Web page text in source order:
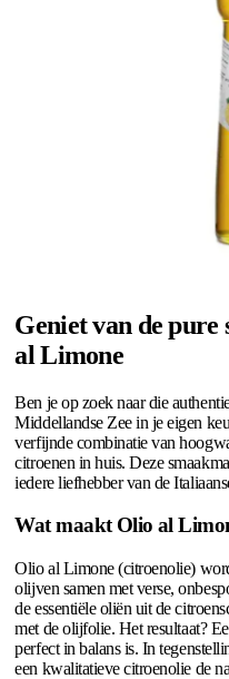
Geniet van de
al Limone
Ben je op zoek naar die
Middellandse Zee in je eigen
verfijnde combinatie van
citroenen in huis. Deze
iedere liefhebber van de
Wat maakt Olio al
Olio al Limone (citroenolie)
olijven samen met verse,
de essentiële oliën uit de
met de olijfolie. Het resultaat?
perfect in balans is. In
een kwalitatieve citroenolie de